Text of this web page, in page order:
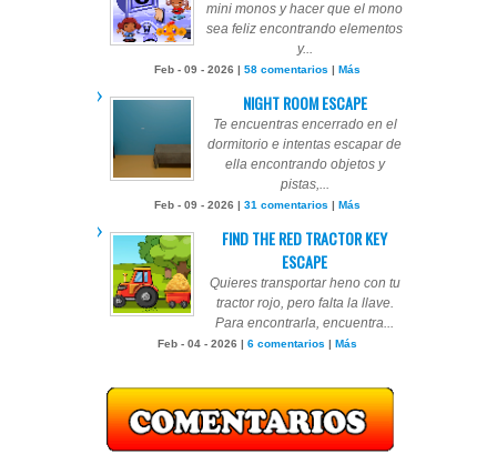
mini monos y hacer que el mono
sea feliz encontrando elementos
y...
Feb - 09 - 2026 | 58 comentarios | Más
NIGHT ROOM ESCAPE
Te encuentras encerrado en el
dormitorio e intentas escapar de
ella encontrando objetos y
pistas,...
Feb - 09 - 2026 | 31 comentarios | Más
FIND THE RED TRACTOR KEY
ESCAPE
Quieres transportar heno con tu
tractor rojo, pero falta la llave.
Para encontrarla, encuentra...
Feb - 04 - 2026 | 6 comentarios | Más